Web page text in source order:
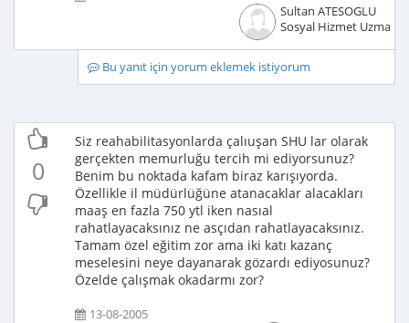
Sultan ATESOGLU
Sosyal Hizmet Uzmanı
Bu yanıt için yorum eklemek istiyorum
0
Siz reahabilitasyonlarda çalıuşan SHU lar olarak
gerçekten memurluğu tercih mi ediyorsunuz?
Benim bu noktada kafam biraz karışıyorda.
Özellikle il müdürlüğüne atanacaklar alacakları
maaş en fazla 750 ytl iken nasıal
rahatlayacaksınız ne asçıdan rahatlayacaksınız.
Tamam özel eğitim zor ama iki katı kazanç
meselesini neye dayanarak gözardı ediyosunuz?
Özelde çalışmak okadarmı zor?
13-08-2005